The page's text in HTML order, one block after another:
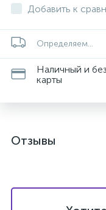
Добавить к
Определяем...
Наличный и
карты
Отзывы